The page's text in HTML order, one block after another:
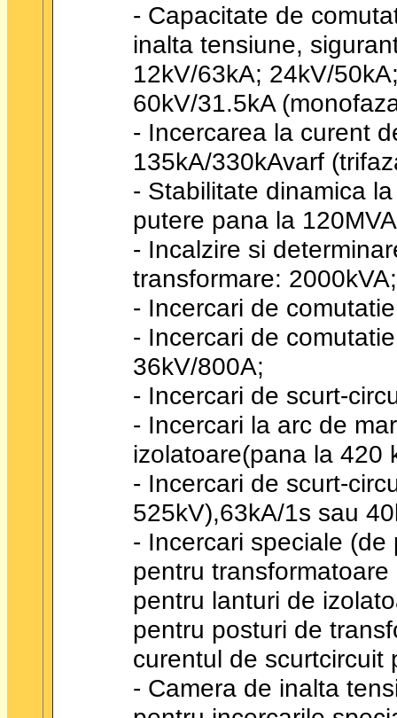
- Capacitate de
inalta tensiune,
12kV/63kA; 24kV/
60kV/31.5kA
- Incercarea la curent
135kA/330kAvarf
- Stabilitate dinamica
putere pana la
- Incalzire si
transformare: 2000kVA;
- Incercari de
- Incercari de
36kV/800A;
- Incercari de scurt-
- Incercari la arc de
izolatoare(pana la 420
- Incercari de scurt-
525kV),63kA/1s sau
- Incercari speciale
pentru
pentru lanturi de
pentru posturi de
curentul de scurtcircuit
- Camera de inalta